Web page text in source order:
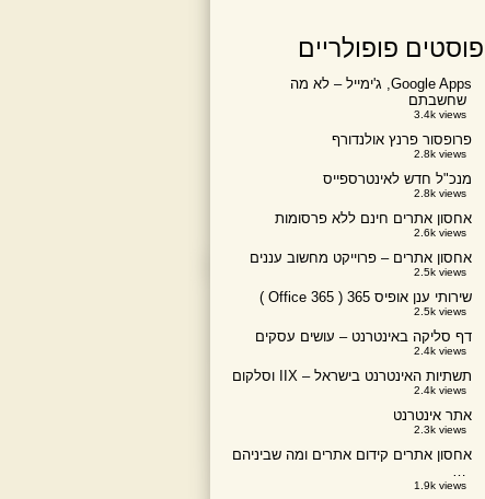
פוסטים פופולריים
Google Apps, ג'ימייל – לא מה
שחשבתם
3.4k views
פרופסור פרנץ אולנדורף
2.8k views
מנכ"ל חדש לאינטרספייס
2.8k views
אחסון אתרים חינם ללא פרסומות
2.6k views
אחסון אתרים – פרוייקט מחשוב עננים
2.5k views
שירותי ענן אופיס 365 ( Office 365 )
2.5k views
דף סליקה באינטרנט – עושים עסקים
2.4k views
תשתיות האינטרנט בישראל – IIX וסלקום
2.4k views
אתר אינטרנט
2.3k views
אחסון אתרים קידום אתרים ומה שביניהם
…
1.9k views